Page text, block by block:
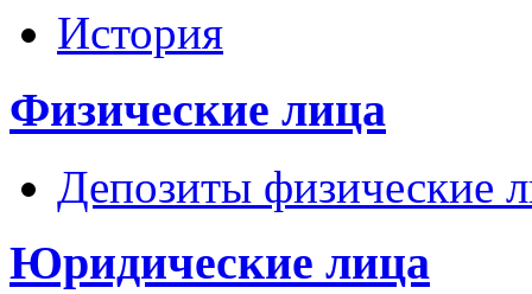
История
Физические лица
Депозиты физические
Юридические лица